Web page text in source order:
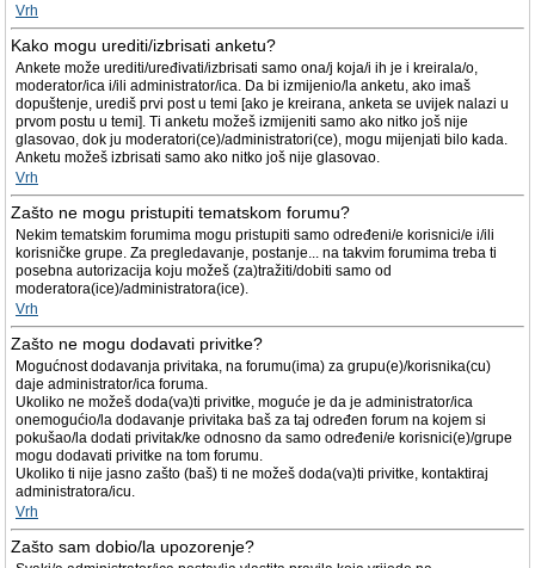
Vrh
Kako mogu urediti/izbrisati anketu?
Ankete može urediti/uređivati/izbrisati samo ona/j koja/i ih je i kreirala/o,
moderator/ica i/ili administrator/ica. Da bi izmijenio/la anketu, ako imaš
dopuštenje, urediš prvi post u temi [ako je kreirana, anketa se uvijek nalazi u
prvom postu u temi]. Ti anketu možeš izmijeniti samo ako nitko još nije
glasovao, dok ju moderatori(ce)/administratori(ce), mogu mijenjati bilo kada.
Anketu možeš izbrisati samo ako nitko još nije glasovao.
Vrh
Zašto ne mogu pristupiti tematskom forumu?
Nekim tematskim forumima mogu pristupiti samo određeni/e korisnici/e i/ili
korisničke grupe. Za pregledavanje, postanje... na takvim forumima treba ti
posebna autorizacija koju možeš (za)tražiti/dobiti samo od
moderatora(ice)/administratora(ice).
Vrh
Zašto ne mogu dodavati privitke?
Mogućnost dodavanja privitaka, na forumu(ima) za grupu(e)/korisnika(cu)
daje administrator/ica foruma.
Ukoliko ne možeš doda(va)ti privitke, moguće je da je administrator/ica
onemogućio/la dodavanje privitaka baš za taj određen forum na kojem si
pokušao/la dodati privitak/ke odnosno da samo određeni/e korisnici(e)/grupe
mogu dodavati privitke na tom forumu.
Ukoliko ti nije jasno zašto (baš) ti ne možeš doda(va)ti privitke, kontaktiraj
administratora/icu.
Vrh
Zašto sam dobio/la upozorenje?